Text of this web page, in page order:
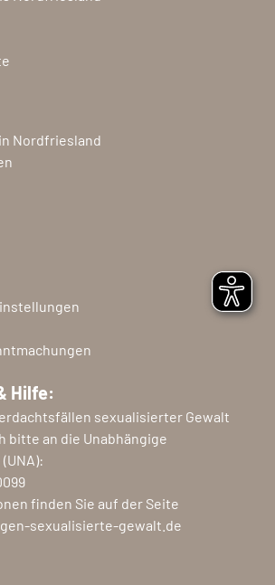
Nordfriesland
Hilfe:
sexualisierter Gewalt
bitte an die Unabhängige
finden Sie auf der Seite
sexualisierte-gewalt.de